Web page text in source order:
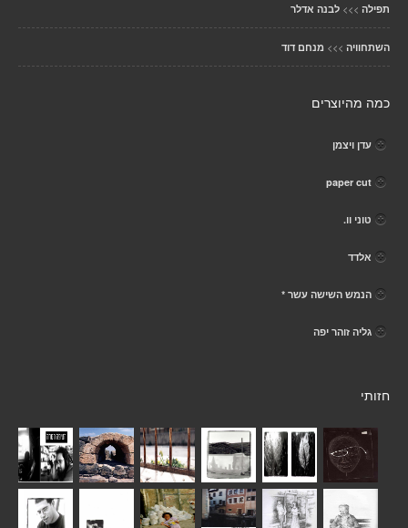
תפילה >>> לבנה אדלר
השתחוויה >>> מנחם דוד
כמה מהיוצרים
עדן ויצמן
paper cut
טוני וו.
אלדד
הנמש השישה עשר *
גליה זוהר יפה
חזותי